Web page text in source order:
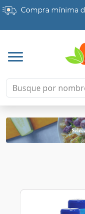
Compra mínima